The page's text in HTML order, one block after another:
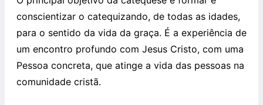
conscientizar o catequizando, de todas as idades,
para o sentido da vida da graça. É a experiência de
um encontro profundo com Jesus Cristo, com uma
Pessoa concreta, que atinge a vida das pessoas na
comunidade cristã.